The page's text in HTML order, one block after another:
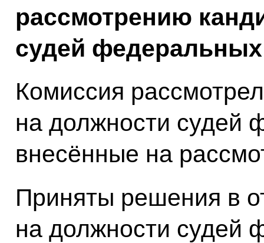
рассмотрению
судей
Комиссия
на должности судей
внесённые на
Приняты решения в
на должности судей